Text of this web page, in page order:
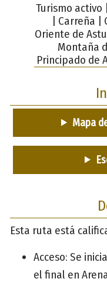
Turismo activo
| Carreña |
Oriente de
Montaña
Principado de
Mapa
Esta ruta está
Acceso: Se
el final en